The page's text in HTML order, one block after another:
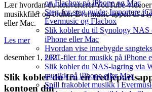
og Flacbox på iPhone og Mac
Steg-for-steg guide: Importere
Evermusic og Flacbox
Slik kobler du til Synology NAS
iPhone eller Mac
Hvordan vise innebygde
LRC-filer for musikk på iPhone
Slik kobler du NAS-lagring via
musikk på iPhone eller Mac
Spill frakoblet musikk i
Lær hvordan du konverterer YouTube-
musikkfiler og bruker Evermusic-appen til å
eller Mac.
Les mer
desember 1, 2021
Slik kobler du fra en
kontoen din